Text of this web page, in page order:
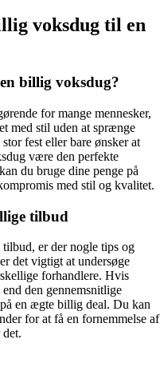
voksdug til en
billig voksdug?
for mange mennesker,
med stil uden at sprænge
fest eller bare ønsker at
være den perfekte
du bruge dine penge på
med stil og kvalitet.
tilbud
er der nogle tips og
det vigtigt at undersøge
forhandlere. Hvis
den gennemsnitlige
en ægte billig deal. Du kan
for at få en fornemmelse af